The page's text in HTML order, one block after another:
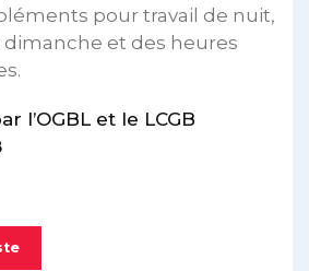
pour travail de nuit,
dimanche et des heures
l’OGBL et le LCGB